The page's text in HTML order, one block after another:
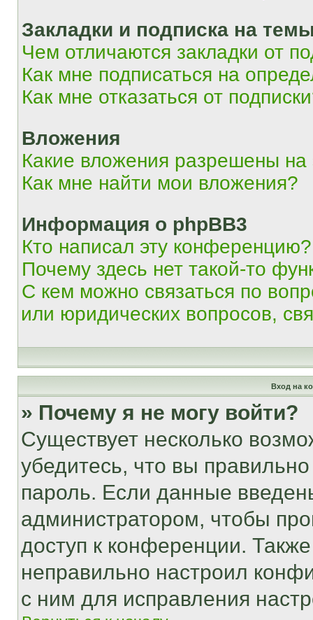
Закладки и подписка на
Чем отличаются закладки от
Как мне подписаться на
Как мне отказаться от
Вложения
Какие вложения разрешены
Как мне найти мои вложения?
Информация о phpBB3
Кто написал эту конференцию?
Почему здесь нет такой-то
С кем можно связаться по
или юридических вопросов,
Вход на
» Почему я не могу войти?
Существует несколько
убедитесь, что вы
пароль. Если данные
администратором, чтобы
доступ к конференции.
неправильно настроил
с ним для исправления